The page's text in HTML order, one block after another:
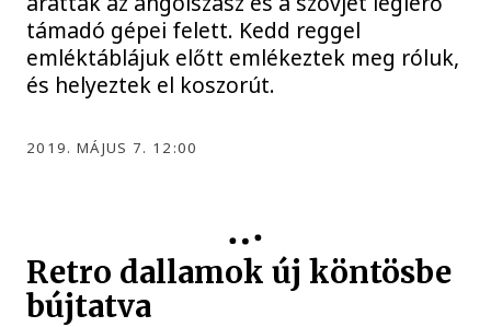
támadó gépei felett. Kedd reggel
emléktáblájuk előtt emlékeztek meg róluk,
és helyeztek el koszorút.
2019. MÁJUS 7. 12:00
Retro dallamok új köntösbe
bújtatva